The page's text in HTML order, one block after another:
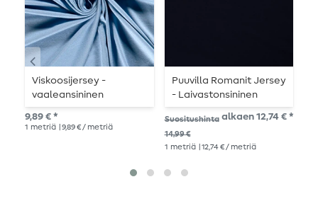
Viskoosijersey -
vaaleansininen
9,89 € *
1 metriä | 9,89 € / metriä
Puuvilla Romanit Jersey
- Laivastonsininen
Suositushinta
14,99 €
alkaen 12,74 € *
1 metriä | 12,74 € / metriä